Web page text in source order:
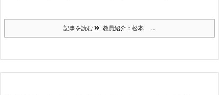
記事を読む 教員紹介：松本 ...